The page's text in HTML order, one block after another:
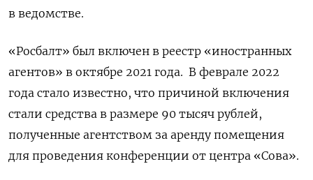
в ведомстве.
«Росбалт» был включен в реестр «иностранных
агентов» в октябре 2021 года. В феврале 2022
года стало известно, что причиной включения
стали средства в размере 90 тысяч рублей,
полученные агентством за аренду помещения
для проведения конференции от центра «Сова».